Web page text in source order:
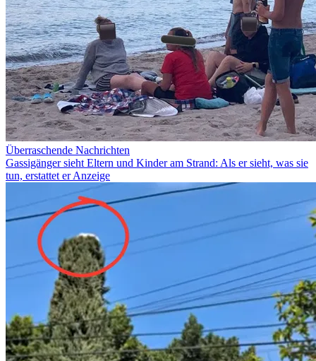
Überraschende Nachrichten
Gassigänger sieht Eltern und Kinder am Strand: Als er sieht, was sie
tun, erstattet er Anzeige